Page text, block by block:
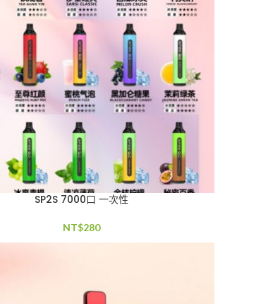
SP2S 7000口 一次性
NT$280